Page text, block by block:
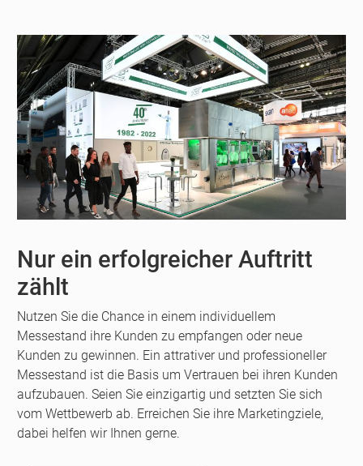
Nur ein erfolgreicher Auftritt
zählt
Nutzen Sie die Chance in einem individuellem
Messestand ihre Kunden zu empfangen oder neue
Kunden zu gewinnen. Ein attrativer und professioneller
Messestand ist die Basis um Vertrauen bei ihren Kunden
aufzubauen. Seien Sie einzigartig und setzten Sie sich
vom Wettbewerb ab. Erreichen Sie ihre Marketingziele,
dabei helfen wir Ihnen gerne.